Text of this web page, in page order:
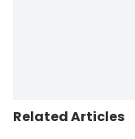
Related Articles